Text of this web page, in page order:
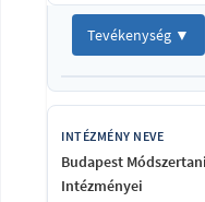
Tevékenység ▼
Budapest
Intézményei